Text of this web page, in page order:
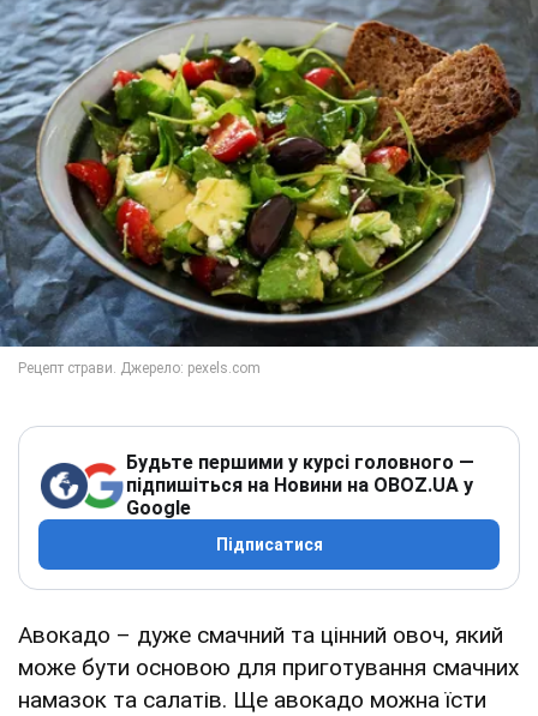
Будьте першими у курсі головного —
підпишіться на Новини на OBOZ.UA у
Google
Підписатися
Авокадо – дуже смачний та цінний овоч, який
може бути основою для приготування смачних
намазок та салатів. Ще авокадо можна їсти